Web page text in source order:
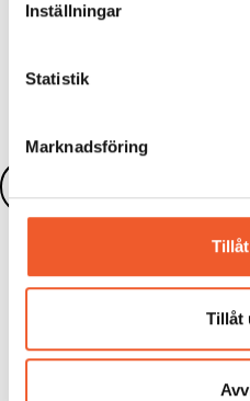
Inställningar
Statistik
Marknadsföring
Tillåt
Aktuella